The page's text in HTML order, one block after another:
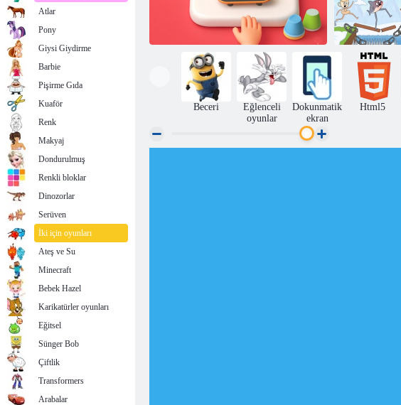
Patlamış Mısır
Hırsızı
Ragdoll Brainrot
Meme: Yürüme
Mücadelesi!
Beceri
Eğlenceli
oyunlar
Dokunmatik
ekran
Html5
Atlar
Pony
Giysi Giydirme
Barbie
Pişirme Gıda
Kuaför
Renk
Makyaj
Dondurulmuş
Renkli bloklar
Dinozorlar
Serüven
İki için oyunları
Ateş ve Su
Minecraft
Bebek Hazel
Karikatürler oyunları
Eğitsel
Sünger Bob
Çiftlik
Transformers
Arabalar